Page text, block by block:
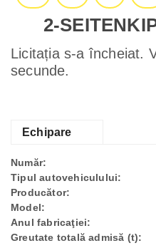
2-
Licitația s-a încheiat.
secunde.
Echipare
Număr:
Tipul autovehiculului:
Producător:
Model:
Anul fabricaţiei:
Greutate totală admisă (t):